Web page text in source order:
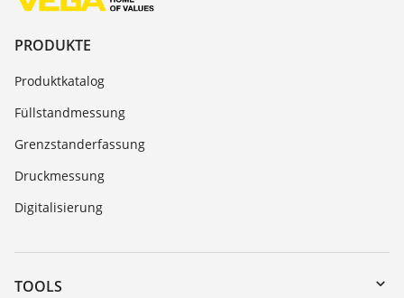
PRODUKTE
Produktkatalog
Füllstandmessung
Grenzstanderfassung
Druckmessung
Digitalisierung
TOOLS